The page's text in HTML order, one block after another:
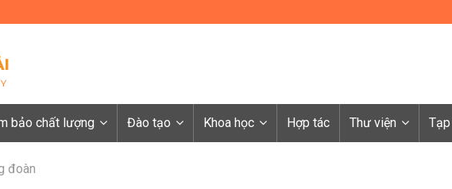
bảo chất lượng Đào tạo Khoa học Hợp tác Thư viện
đoàn